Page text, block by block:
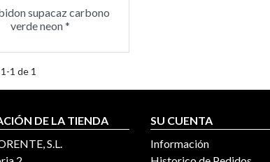
supacaz carbono
verde neon *
1 de 1
DE LA TIENDA
S.L.
SU CUENTA
Información